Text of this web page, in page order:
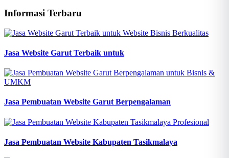
Informasi Terbaru
Jasa Website Garut Terbaik untuk
Jasa Pembuatan Website Garut Berpengalaman
Jasa Pembuatan Website Kabupaten Tasikmalaya